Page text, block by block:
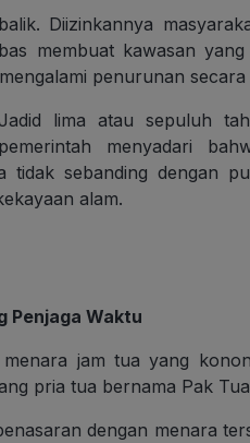
Diizinkannya
membuat kawasan
penurunan secara
lima atau sepuluh
menyadari
tidak sebanding dengan
alam.
Penjaga Waktu
jam tua yang
pria tua bernama Pak
dengan menara